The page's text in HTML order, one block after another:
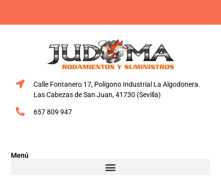
Calle Fontanero 17, Polígono Industrial La Algodonera.
Las Cabezas de San Juan, 41730 (Sevilla)
657 809 947
Menú